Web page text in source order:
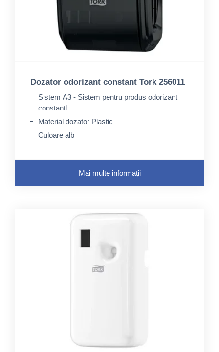
Dozator odorizant constant Tork 256011
Sistem A3 - Sistem pentru produs odorizant
constantl
Material dozator Plastic
Culoare alb
Mai multe informații